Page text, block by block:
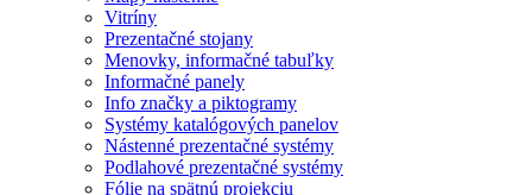
Vitríny
Prezentačné stojany
Menovky, informačné tabuľky
Informačné panely
Info značky a piktogramy
Systémy katalógových panelov
Nástenné prezentačné systémy
Podlahové prezentačné systémy
Fólie na spätnú projekciu